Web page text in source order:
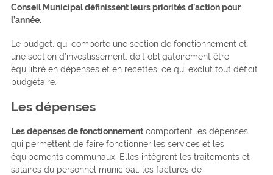
Conseil Municipal définissent leurs priorités d’action pour
l’année.
Le budget, qui comporte une section de fonctionnement et
une section d’investissement, doit obligatoirement être
équilibré en dépenses et en recettes, ce qui exclut tout déficit
budgétaire.
Les dépenses
Les dépenses de fonctionnementcomportent les dépenses
qui permettent de faire fonctionner les services et les
équipements communaux. Elles intègrent les traitements et
salaires du personnel municipal, les factures de